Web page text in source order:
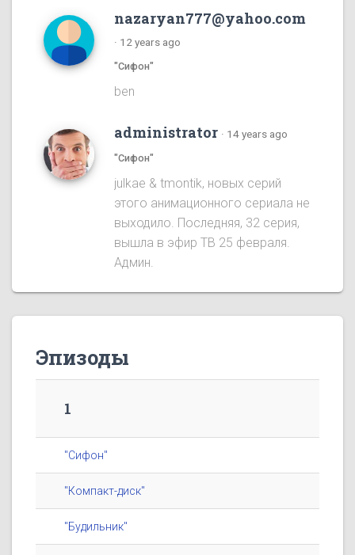
nazaryan777@yahoo.com
· 12 years ago
"Сифон"
ben
administrator · 14 years ago
"Сифон"
julkae & tmontik, новых серий
этого анимационного сериала не
выходило. Последняя, 32 серия,
вышла в эфир ТВ 25 февраля.
Админ.
Эпизоды
1
"Сифон"
"Компакт-диск"
"Будильник"